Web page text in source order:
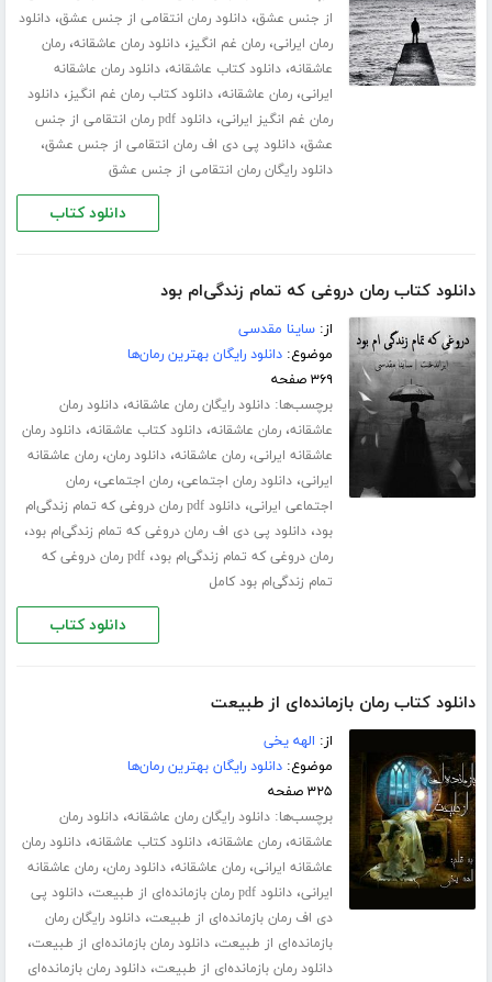
از جنس عشق،دانلود رمان انتقامی از جنس عشق،دانلود
رمان ایرانی،رمان غم انگیز،دانلود رمان عاشقانه،رمان
عاشقانه،دانلود کتاب عاشقانه،دانلود رمان عاشقانه
ایرانی،رمان عاشقانه،دانلود کتاب رمان غم انگیز،دانلود
رمان غم انگیز ایرانی،
دانلود pdf رمان انتقامی از جنس
عشق،دانلود پی دی اف رمان انتقامی از جنس عشق،
دانلود رایگان رمان انتقامی از جنس عشق
دانلود کتاب
دانلود کتاب رمان دروغی که تمام زندگی‌ام بود
از:ساینا مقدسی
موضوع:دانلود رایگان بهترین رمان‌ها
۳۶۹ صفحه
برچسب‌ها:دانلود رایگان رمان عاشقانه،دانلود رمان
عاشقانه،رمان عاشقانه،دانلود کتاب عاشقانه،دانلود رمان
عاشقانه ایرانی،رمان عاشقانه،دانلود رمان،رمان عاشقانه
ایرانی،دانلود رمان اجتماعی،رمان اجتماعی،رمان
اجتماعی ایرانی،
دانلود pdf رمان دروغی که تمام زندگی‌ام
بود،دانلود پی دی اف رمان دروغی که تمام زندگی‌ام بود،
رمان دروغی که تمام زندگی‌ام بود،
pdf رمان دروغی که
تمام زندگی‌ام بود کامل
دانلود کتاب
دانلود کتاب رمان بازمانده‌ای از طبیعت
از: الهه یخی
موضوع:دانلود رایگان بهترین رمان‌ها
۳۲۵ صفحه
برچسب‌ها:دانلود رایگان رمان عاشقانه،دانلود رمان
عاشقانه،رمان عاشقانه،دانلود کتاب عاشقانه،دانلود رمان
عاشقانه ایرانی،رمان عاشقانه،دانلود رمان،رمان عاشقانه
ایرانی،دانلود pdf رمان بازمانده‌ای از طبیعت ،دانلود پی
دی اف رمان بازمانده‌ای از طبیعت،دانلود رایگان رمان
بازمانده‌ای از طبیعت،دانلود رمان بازمانده‌ای از طبیعت،
دانلود رمان بازمانده‌ای از طبیعت،دانلود رمان بازمانده‌ای